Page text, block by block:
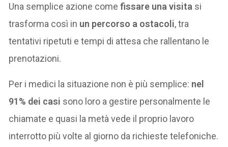
Una semplice azione comefissare una visita si
trasforma così in un percorso a ostacoli, tra
tentativi ripetuti e tempi di attesa che rallentano le
prenotazioni.
Per i medici la situazione non è più semplice: nel
91% dei casi sono loro a gestire personalmente le
chiamate e quasi la metà vede il proprio lavoro
interrotto più volte al giorno da richieste telefoniche.